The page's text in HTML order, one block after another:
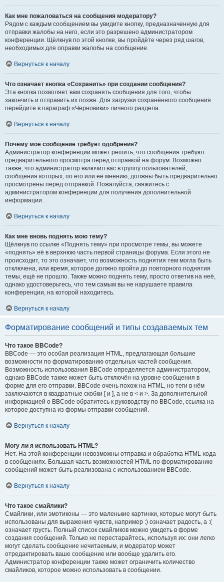
Как мне пожаловаться на сообщения модератору?
Рядом с каждым сообщением вы увидите кнопку, предназначенную для
отправки жалобы на него, если это разрешено администратором
конференции. Щёлкнув по этой кнопке, вы пройдёте через ряд шагов,
необходимых для оправки жалобы на сообщение.
Вернуться к началу
Что означает кнопка «Сохранить» при создании сообщения?
Эта кнопка позволяет вам сохранять сообщения для того, чтобы
закончить и отправить их позже. Для загрузки сохранённого сообщения
перейдите в параграф «Черновики» личного раздела.
Вернуться к началу
Почему моё сообщение требует одобрения?
Администратор конференции может решить, что сообщения требуют
предварительного просмотра перед отправкой на форум. Возможно
также, что администратор включил вас в группу пользователей,
сообщения которых, по его или её мнению, должны быть предварительно
просмотрены перед отправкой. Пожалуйста, свяжитесь с
администратором конференции для получения дополнительной
информации.
Вернуться к началу
Как мне вновь поднять мою тему?
Щёлкнув по ссылке «Поднять тему» при просмотре темы, вы можете
«поднять» её в верхнюю часть первой страницы форума. Если этого не
происходит, то это означает, что возможность поднятия тем могла быть
отключена, или время, которое должно пройти до повторного поднятия
темы, ещё не прошло. Также можно поднять тему, просто ответив на неё,
однако удостоверьтесь, что тем самым вы не нарушаете правила
конференции, на которой находитесь.
Вернуться к началу
Форматирование сообщений и типы создаваемых тем
Что такое BBCode?
BBCode — это особая реализация HTML, предлагающая большие
возможности по форматированию отдельных частей сообщения.
Возможность использования BBCode определяется администратором,
однако BBCode также может быть отключён на уровне сообщения в
форме для его отправки. BBCode очень похож на HTML, но теги в нём
заключаются в квадратные скобки [ и ], а не в < и >. За дополнительной
информацией о BBCode обратитесь к руководству по BBCode, ссылка на
которое доступна из формы отправки сообщений.
Вернуться к началу
Могу ли я использовать HTML?
Нет. На этой конференции невозможны отправка и обработка HTML-кода
в сообщениях. Большая часть возможностей HTML по форматированию
сообщений может быть реализована с использованием BBCode.
Вернуться к началу
Что такое смайлики?
Смайлики, или эмотиконы — это маленькие картинки, которые могут быть
использованы для выражения чувств, например :) означает радость, а :(
означает грусть. Полный список смайликов можно увидеть в форме
создания сообщений. Только не перестарайтесь, используя их: они легко
могут сделать сообщение нечитаемым, и модератор может
отредактировать ваше сообщение или вообще удалить его.
Администратор конференции также может ограничить количество
смайликов, которое можно использовать в сообщении.